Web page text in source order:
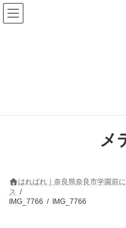
コ
ン
テ
ナ
ビ
ゲ
メ
はればれ｜奈良県奈良市学園前
ス
IMG_7766
IMG_7766